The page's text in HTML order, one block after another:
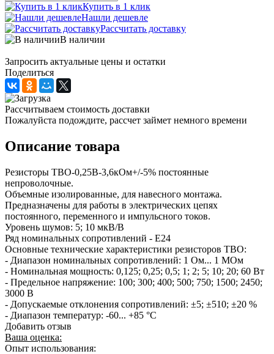
Купить в 1 клик
Нашли дешевле
Рассчитать доставку
В наличии
Запросить актуальные цены и остатки
Поделиться
Рассчитываем стоимость доставки
Пожалуйста подождите, рассчет займет немного времени
Описание товара
Резисторы ТВО-0,25В-3,6кОм+/-5% постоянные
непроволочные.
Объемные изолированные, для навесного монтажа.
Предназначены для работы в электрических цепях
постоянного, переменного и импульсного токов.
Уровень шумов: 5; 10 мкВ/В
Ряд номинальных сопротивлений - Е24
Основные технические характеристики резисторов ТВО:
- Диапазон номинальных сопротивлений: 1 Ом... 1 МОм
- Номинальная мощность: 0,125; 0,25; 0,5; 1; 2; 5; 10; 20; 60 Вт
- Предельное напряжение: 100; 300; 400; 500; 750; 1500; 2450;
3000 В
- Допускаемые отклонения сопротивлений: ±5; ±510; ±20 %
- Диапазон температур: -60... +85 °С
Добавить отзыв
Ваша оценка:
Опыт использования: